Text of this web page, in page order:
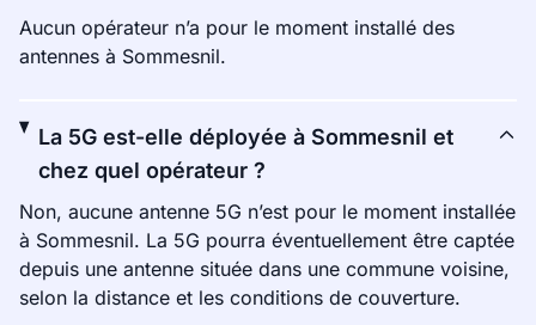
Aucun opérateur n’a pour le moment installé des
antennes à Sommesnil.
La 5G est-elle déployée à Sommesnil et
chez quel opérateur ?
Non, aucune antenne 5G n’est pour le moment installée
à Sommesnil. La 5G pourra éventuellement être captée
depuis une antenne située dans une commune voisine,
selon la distance et les conditions de couverture.